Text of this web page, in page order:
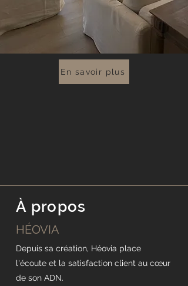
En savoir plus
À propos
HÉOVIA
Depuis sa création, Héovia place
l'écoute et la satisfaction client au cœur
de son ADN.